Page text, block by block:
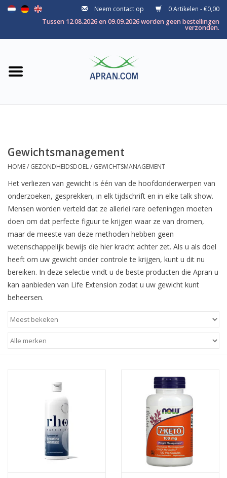
Neem contact op
0 Artikelen - €0,00
Tussen 12.08.2026 en 09.09.2026 worden geen bestellingen
verzonden.
Home
Categorie
Gezondheidsdoel
Gewichtsmanagement
HOME/ GEZONDHEIDSDOEL/ GEWICHTSMANAGEMENT
Het verliezen van gewicht is één van de hoofdonderwerpen van
onderzoeken, gesprekken, in elk tijdschrift en in elke talk show.
Mensen worden verteld dat ze allerlei rare oefeningen moeten
doen om dat perfecte figuur te krijgen waar ze van dromen,
maar de meeste van deze methoden hebben geen
wetenschappelijk bewijs die hier kracht achter zet. Als u als doel
heeft om uw gewicht onder controle te krijgen, kunt u dit nu
bereiken. In deze selectie vindt u de beste producten die Apran u
kan aanbieden van Life Extension zodat u uw gewicht kunt
beheersen.